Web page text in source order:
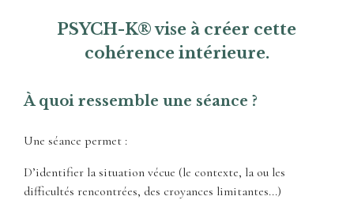
PSYCH-K® vise à créer cette
cohérence intérieure.
À quoi ressemble une séance ?
Une séance permet :
D’identifier la situation vécue (le contexte, la ou les
difficultés rencontrées, des croyances limitantes...)